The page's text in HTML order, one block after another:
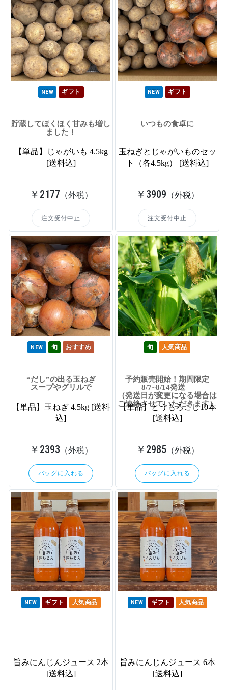
NEW ギフト
貯蔵してほくほく甘みも増し
ました！
【単品】じゃがいも 4.5kg
[送料込]
￥2177 （外税）
注文受付中止
NEW ギフト
いつもの食卓に
玉ねぎとじゃがいものセッ
ト（各4.5kg） [送料込]
￥3909 （外税）
注文受付中止
NEW 旬 おすすめ
“だし”の出る玉ねぎ
スープやグリルで
【単品】玉ねぎ 4.5kg [送料
込]
￥2393 （外税）
バッグに入れる
旬 人気商品
予約販売開始！期間限定
8/7~8/14発送
（発送日が変更になる場合は
ご連絡させていただきます）
【単品】とうもろこし10本
[送料込]
￥2985（外税）
バッグに入れる
NEW ギフト 人気商品
旨みにんじんジュース 2本
[送料込]
NEW ギフト 人気商品
旨みにんじんジュース 6本
[送料込]